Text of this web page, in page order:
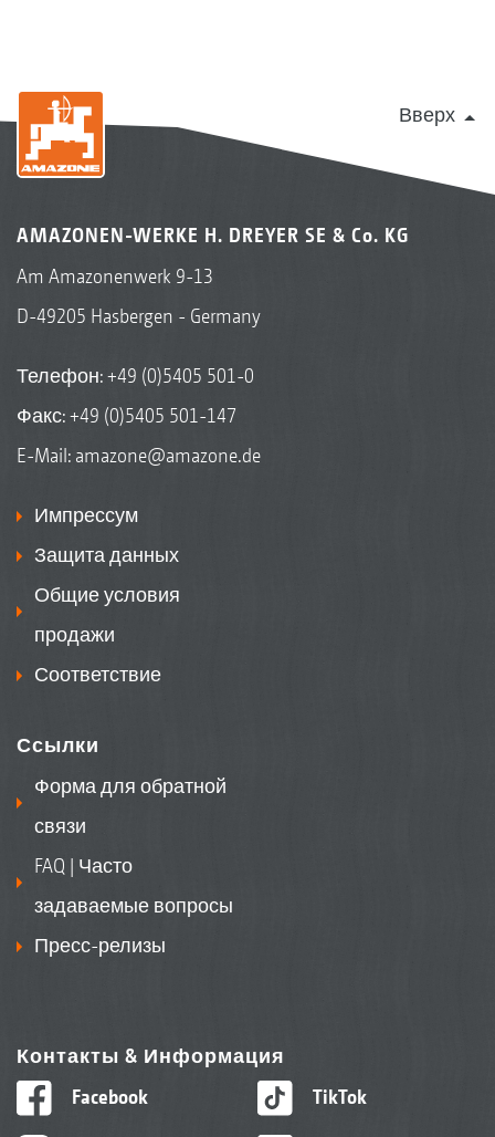
Вверх
AMAZONEN-WERKE H. DREYER SE & Co. KG
Am Amazonenwerk 9-13
D-49205 Hasbergen - Germany
Телефон:+49 (0)5405 501-0
Факс: +49 (0)5405 501-147
E-Mail: amazone@amazone.de
Импрессум
Защита данных
Общие условия
продажи
Соответствие
Ссылки
Форма для обратной
связи
FAQ | Часто
задаваемые вопросы
Пресс-релизы
Контакты & Информация
Facebook
TikTok